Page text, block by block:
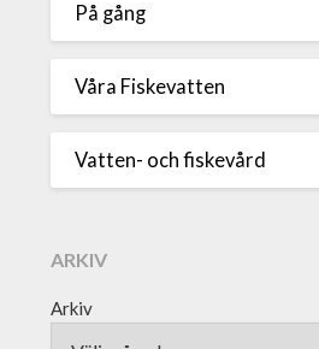
På gång
Våra Fiskevatten
Vatten- och fiskevård
ARKIV
Arkiv